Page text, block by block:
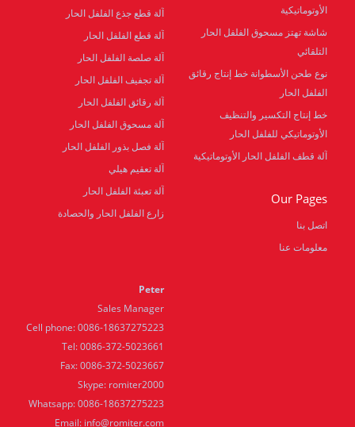
آلة قطع جذع الفلفل الحار
آلة قطع الفلفل الحار
آلة صلصة الفلفل الحار
آلة تجفيف الفلفل الحار
آلة رقائق الفلفل الحار
آلة مسحوق الفلفل الحار
آلة فصل بذور الفلفل الحار
آلة تعقيم هيلي
آلة تعبئة الفلفل الحار
زارع الفلفل الحار والحصادة
الأوتوماتيكية
شاشة تهتز مسحوق الفلفل الحار
التلقائي
نوع طحن الأسطوانة خط إنتاج رقائق
الفلفل الحار
خط إنتاج التكسير والتنظيف
الأوتوماتيكي للفلفل الحار
آلة قطف الفلفل الحار الأوتوماتيكية
Our Pages
اتصل بنا
معلومات عنا
Peter
Sales Manager
Cell phone: 0086-18637275223
Tel: 0086-372-5023661
Fax: 0086-372-5023667
Skype: romiter2000
Whatsapp: 0086-18637275223
Email: info@romiter.com